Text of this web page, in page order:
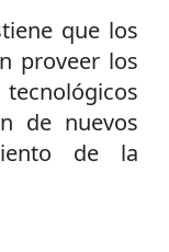
que los
proveer los
de nuevos
de la